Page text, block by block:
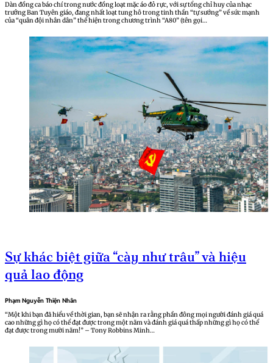
Dàn đồng ca báo chí trong nước đồng loạt mặc áo đỏ rực, với sự tổng chỉ huy của nhạc
trưởng Ban Tuyên giáo, đang nhất loạt tung hô trong tinh thần “tự sướng” về sức mạnh
của “quân đội nhân dân” thể hiện trong chương trình “A80” (tên gọi…
Sự khác biệt giữa “cày như trâu” và hiệu
quả lao động
Phạm Nguyễn Thiện Nhân
“Một khi bạn đã hiểu về thời gian, bạn sẽ nhận ra rằng phần đông mọi người đánh giá quá
cao những gì họ có thể đạt được trong một năm và đánh giá quá thấp những gì họ có thể
đạt được trong mười năm!” – Tony Robbins Minh…